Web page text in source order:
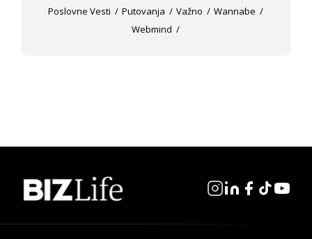
Poslovne Vesti
Putovanja Važno
Wannabe
Webmind